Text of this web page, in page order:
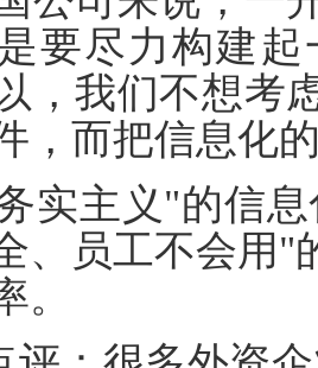
要尽力构建
，我们不想考
，而把信息化
实主义"的信
、员工不会用"
。